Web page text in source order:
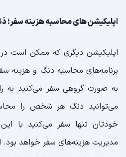
اپلیکیشن‌ های محاسبه هزینه سفر؛
اپلیکیشن دیگری که ممکن است در
برنامه‌های محاسبه دنگ و هزینه
به صورت گروهی سفر می‌کنید به
می‌توانید دنگ هر شخص را
خودتان تنها سفر می‌کنید با